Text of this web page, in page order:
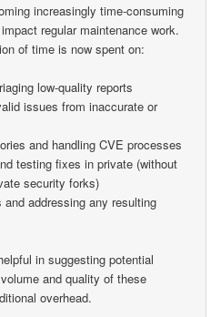
increasingly time-consuming
regular maintenance work.
of time is now spent on:
low-quality reports
issues from inaccurate or
and handling CVE processes
testing fixes in private (without
security forks)
addressing any resulting
in suggesting potential
and quality of these
overhead.